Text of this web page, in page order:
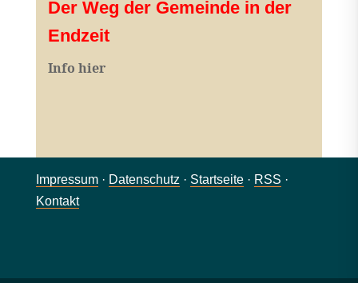
Der Weg der Gemeinde in der
Endzeit
Info hier
Impressum· Datenschutz · Startseite· RSS ·
Kontakt